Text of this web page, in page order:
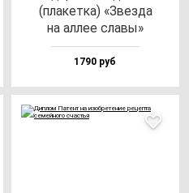
(пла­кет­ка) «Звез­да
на ал­лее сла­вы»
1790 руб